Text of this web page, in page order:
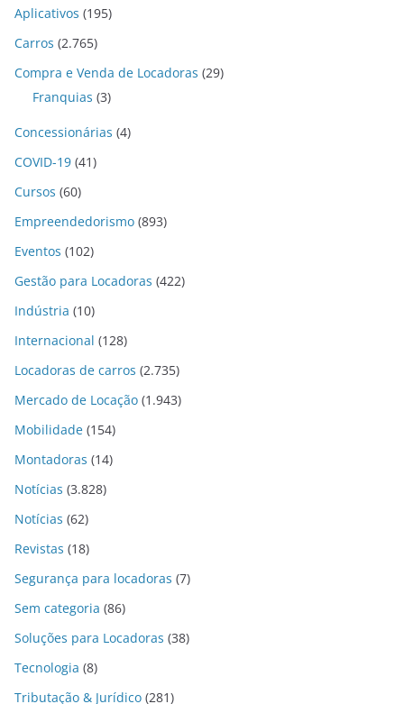
Aplicativos (195)
Carros (2.765)
Compra e Venda de Locadoras (29)
Franquias (3)
Concessionárias (4)
COVID-19 (41)
Cursos (60)
Empreendedorismo (893)
Eventos (102)
Gestão para Locadoras (422)
Indústria (10)
Internacional (128)
Locadoras de carros (2.735)
Mercado de Locação (1.943)
Mobilidade (154)
Montadoras (14)
Notícias (3.828)
Notícias (62)
Revistas (18)
Segurança para locadoras (7)
Sem categoria (86)
Soluções para Locadoras (38)
Tecnologia (8)
Tributação & Jurídico (281)